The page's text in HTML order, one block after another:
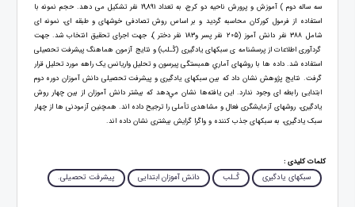
سه ساله دوم ) آموزش و پرورش ناحیه دو کرج، به تعداد 19,891 نفر تشکیل می ‏دهد. حجم نمونه با
استفاده از فرمول کورکان محاسبه گردید و بر اساس روش تصادفی خوشه‏ای و طبقه‏ ای، نمونه‏ ای
شامل 388 نفر دانش ‏آموز (205 نفر پسر و183 نفر دختر )، جهت اجرای تحقیق انتخاب ‏شد. جهت
گردآوری اطلاعات از پرسشنامه‏ ی سبک‏های یادگیری (کُـلب) و نتایج آزمون هماهنگ پیشرفت تحصیلی
استفاده شد. داده ها با روش‏های آماري همبستگی پیرسون و تحلیل واریانس یک راهه مورد تحليل قرار
گرفت. نتايج پژوهش نشان داد که بین سبک‏های یادگیری و پیشرفت تحصیلی دانش ‏آموزان دوره دوم
ابتدایی رابطه ‏ای وجود ندارد. اين يافته‌ها نشان مي‌دهد که بیشتر دانش ‏آموزان از بین چهار روش
یادگیری، روش‏های آزمایشگری فعال و مشاهد‏ی تأملی را ترجیح داده‏ اند. همچنین آزمودنی‏ ها از چهار
سبک یادگیری، به سبک‏های جذب کننده و واگرا گرایش بیشتری نشان داده ‏اند.
کلمات کلیدی :
سبک‏های یادگیری کُـلب دانش ‏آموزان ابتدایی پیشرفت تحصیلی.